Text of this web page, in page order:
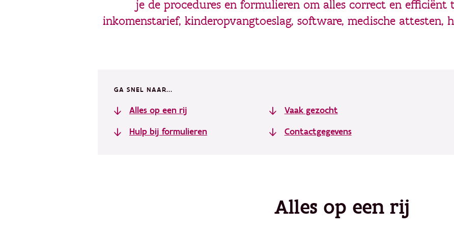
je de procedures en formulieren om alles correct en efficiënt
inkomenstarief, kinderopvangtoeslag, software, medische attesten,
GA SNEL NAAR...
Alles op een rij
Hulp bij formulieren
Vaak gezocht
Contactgegevens
Alles op een rij